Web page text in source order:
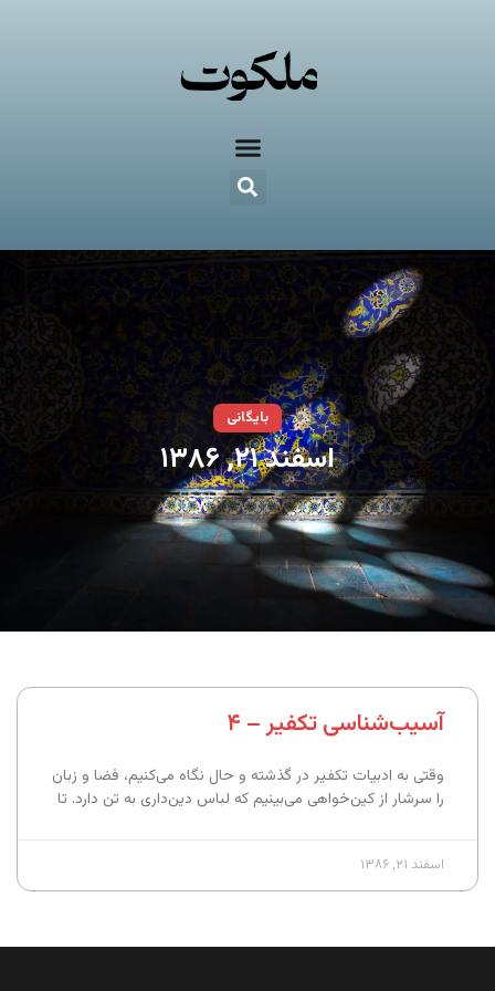
بایگانی
اسفند ۲۱, ۱۳۸۶
آسیب‌شناسی تکفیر – ۴
وقتی به ادبیات تکفیر در گذشته و حال نگاه می‌کنیم، فضا و زبان
را سرشار از کین‌خواهی می‌بینیم که لباس دین‌داری به تن دارد. تا
اسفند ۲۱, ۱۳۸۶